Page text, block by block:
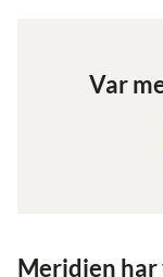
Var
Meridien har